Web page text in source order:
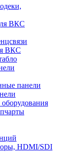
ВКС
ВКС
панели
HDMI/SDI